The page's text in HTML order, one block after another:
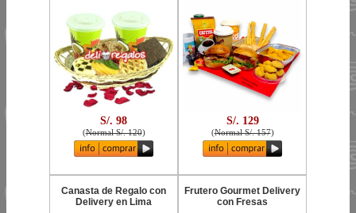
S/. 98
(Normal S/. 120)
S/. 129
(Normal S/. 157)
Canasta de Regalo con
Delivery en Lima
Frutero Gourmet Delivery
con Fresas